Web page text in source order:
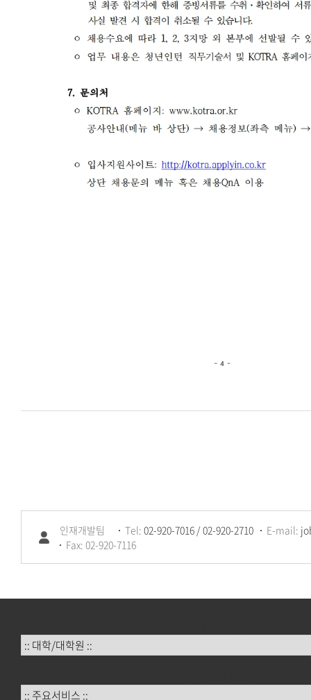
인재개발팀 Tel: 02-920-7016 / 02-920-2710 E-mail:
Fax: 02-920-7116